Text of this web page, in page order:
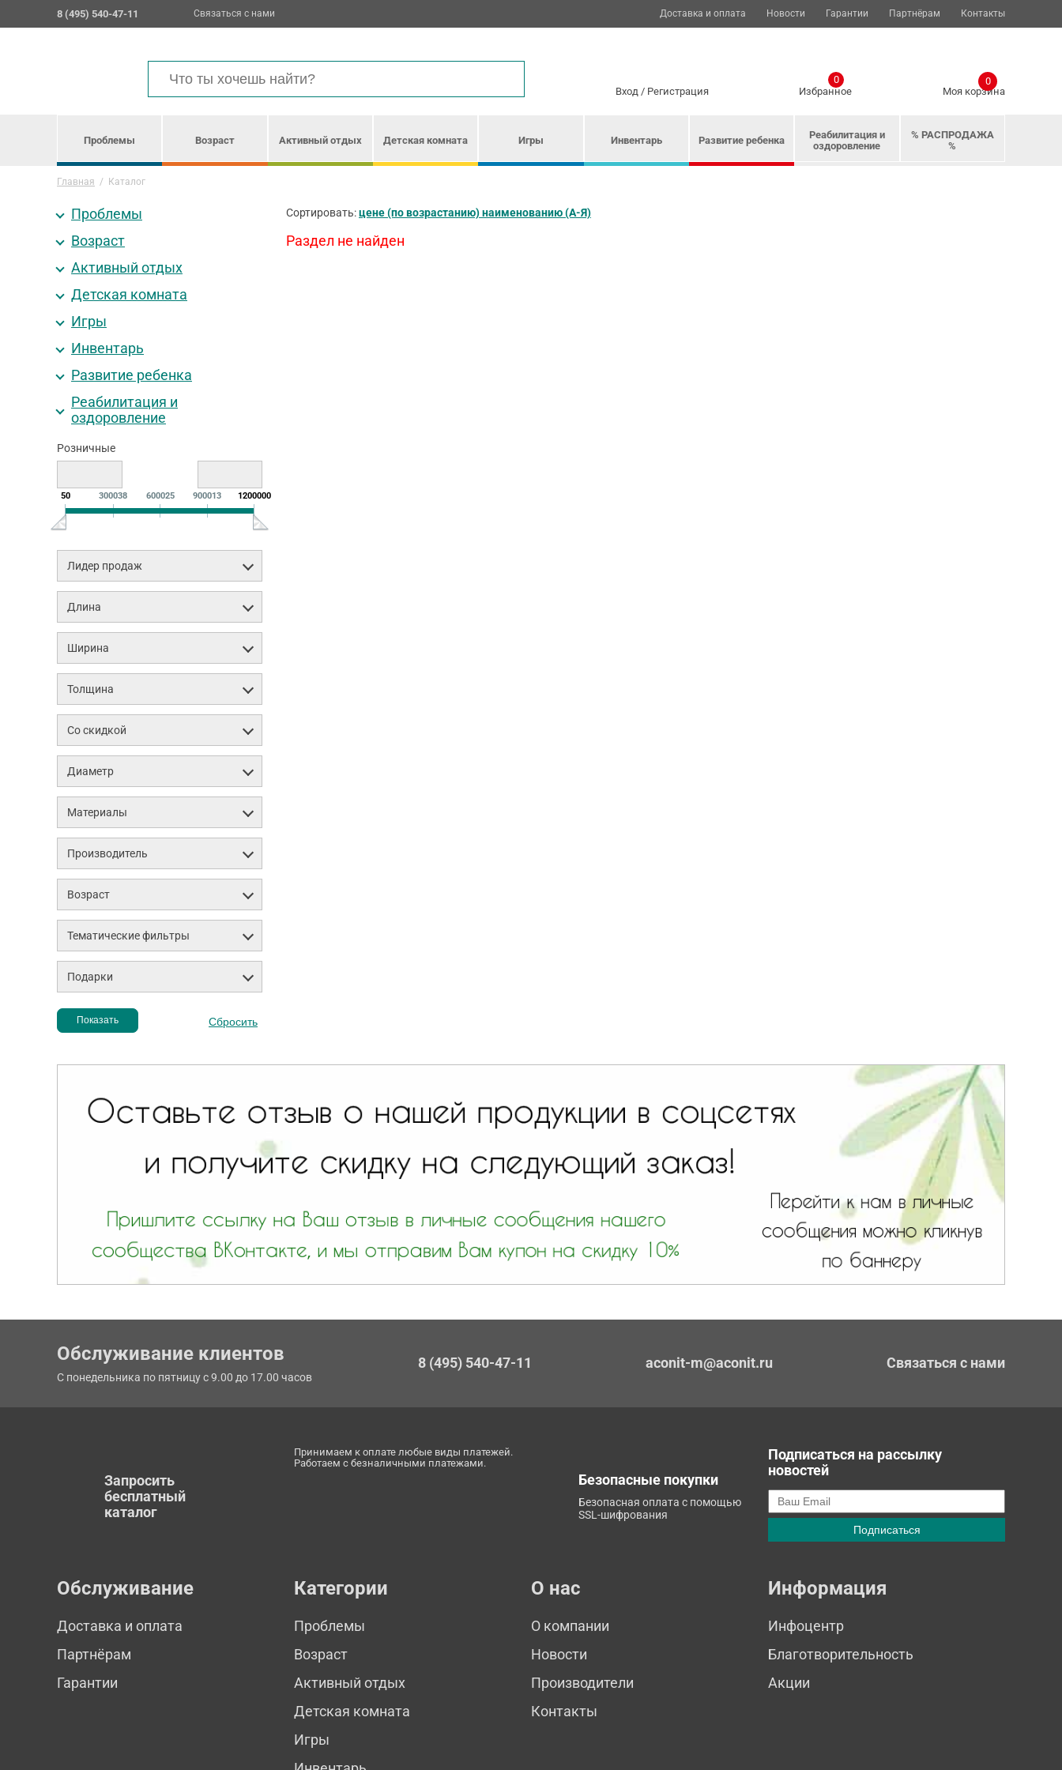
8 (495) 540-47-11 Связаться с нами Доставка и оплата Новости Гарантии Партнёрам Контакты
Вход/ Регистрация Избранное
0
Моя корзина
0
Проблемы Возраст Активный отдых Детская комната Игры Инвентарь Развитие ребенка
Реабилитация и
оздоровление
% РАСПРОДАЖА
%
Главная / Каталог
Проблемы
Возраст
Активный отдых
Детская комната
Игры
Инвентарь
Развитие ребенка
Реабилитация и
оздоровление
Розничные
50 300038 600025 900013 1200000
Лидер продаж
Длина
Ширина
Толщина
Со скидкой
Диаметр
Материалы
Производитель
Возраст
Тематические фильтры
Подарки
Сортировать:цене (по возрастанию)наименованию (А-Я)
Раздел не найден
Обслуживание клиентов
С понедельника по пятницу с 9.00 до 17.00 часов
8 (495) 540-47-11 aconit-m@aconit.ru Связаться с нами
Запросить
бесплатный
каталог
Принимаем к оплате любые виды платежей.
Работаем с безналичными платежами.
Безопасные покупки
Безопасная оплата с помощью
SSL-шифрования
Подписаться на рассылку
новостей
Обслуживание
Доставка и оплата
Партнёрам
Гарантии
Категории
Проблемы
Возраст
Активный отдых
Детская комната
Игры
О нас
О компании
Новости
Производители
Контакты
Информация
Инфоцентр
Благотворительность
Акции